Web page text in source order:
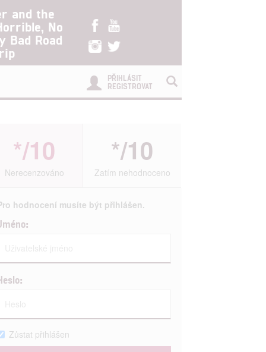
and the
No
Bad Road
PŘIHLÁSIT
REGISTROVAT
*/10
Nerecenzováno
*/10
Zatím nehodnoceno
hodnocení musíte být přihlášen.
Zůstat přihlášen